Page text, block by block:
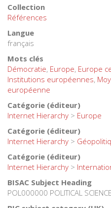
Collection
Références
Langue
français
Mots clés
Démocratie, Europe, Europe
Institutions européennes,
européenne
Catégorie (éditeur)
Internet Hierarchy > Europe
Catégorie (éditeur)
Internet Hierarchy >
Catégorie (éditeur)
Internet Hierarchy >
BISAC Subject Heading
POL000000 POLITICAL SCIENCE